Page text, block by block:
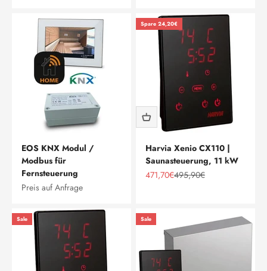
EOS KNX Modul /
Modbus für
Fernsteuerung
Preis auf Anfrage
Spare 24,20€
Harvia Xenio CX110 |
Saunasteuerung, 11 kW
Angebot
471,70€Regulärer Preis
495,90€
Sale Sale